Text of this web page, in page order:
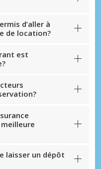
d’aller à
de location?
est
laisser un dépôt